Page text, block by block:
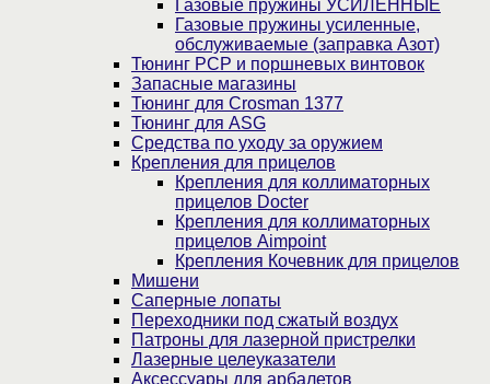
Газовые пружины УСИЛЕННЫЕ
Газовые пружины усиленные,
обслуживаемые (заправка Азот)
Тюнинг PCP и поршневых винтовок
Запасные магазины
Тюнинг для Crosman 1377
Тюнинг для ASG
Средства по уходу за оружием
Крепления для прицелов
Крепления для коллиматорных
прицелов Docter
Крепления для коллиматорных
прицелов Aimpoint
Крепления Кочевник для прицелов
Мишени
Саперные лопаты
Переходники под сжатый воздух
Патроны для лазерной пристрелки
Лазерные целеуказатели
Аксессуары для арбалетов